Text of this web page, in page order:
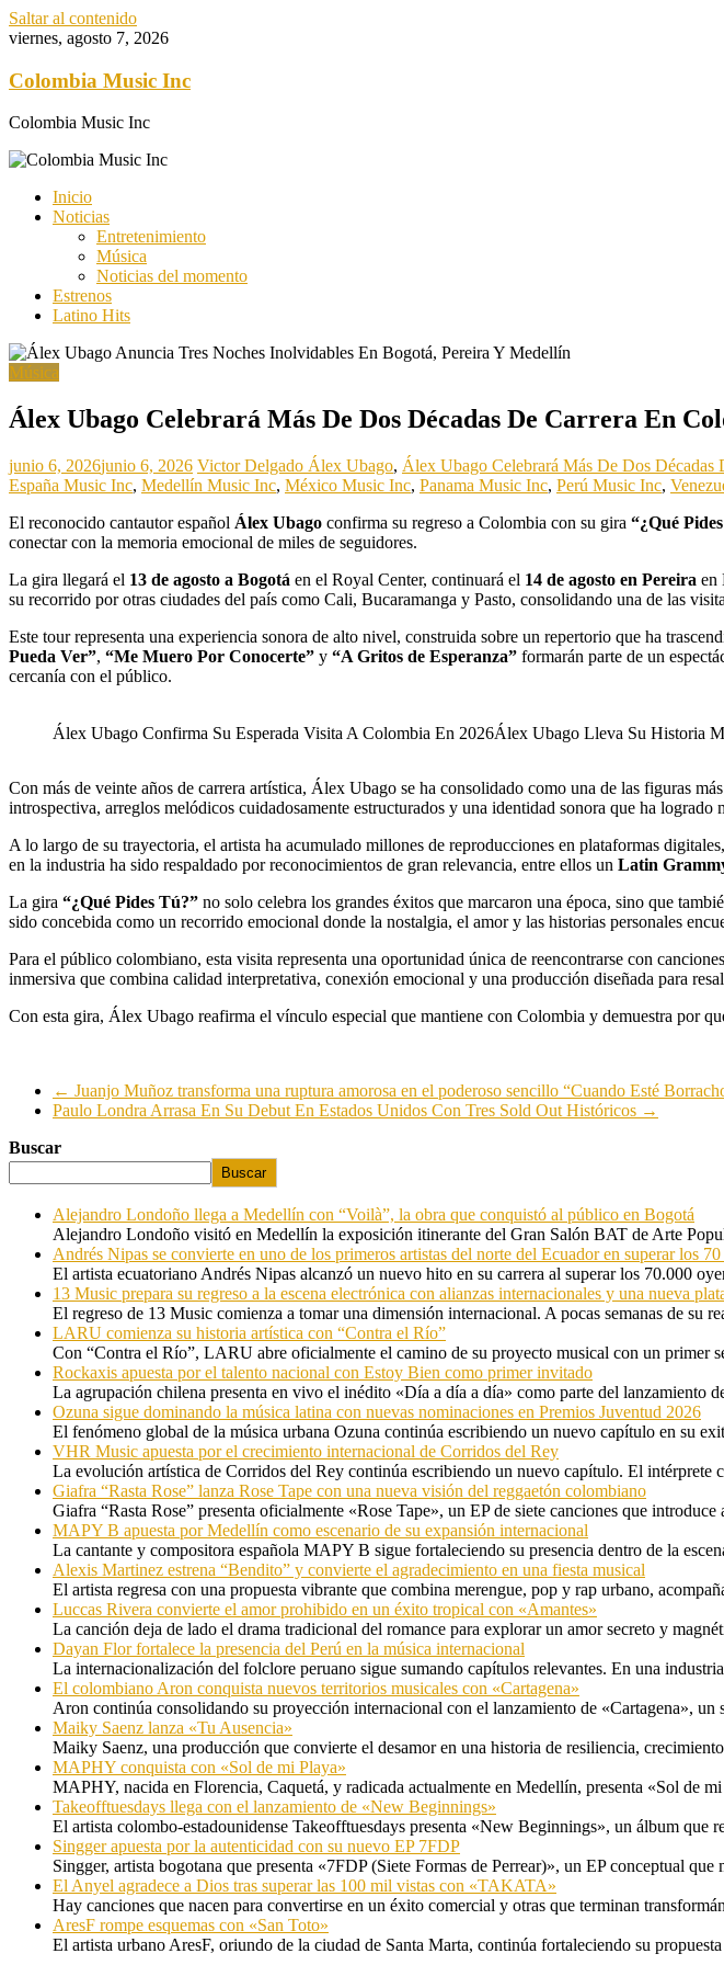
Saltar al contenido
viernes, agosto 7, 2026
Colombia Music Inc
Colombia Music Inc
Inicio
Noticias
Entretenimiento
Música
Noticias del momento
Estrenos
Latino Hits
Música
Álex Ubago Celebrará Más De Dos Décadas De Carrera En
junio 6, 2026junio 6, 2026 Victor Delgado Álex Ubago, Álex Ubago Celebrará Más De Dos Décadas
España Music Inc, Medellín Music Inc, México Music Inc, Panama Music Inc, Perú Music Inc,
El reconocido cantautor español Álex Ubago confirma su regreso a Colombia con su gira “¿Qué
conectar con la memoria emocional de miles de seguidores.
La gira llegará el 13 de agosto a Bogotá en el Royal Center, continuará el 14 de agosto en Pereira en
su recorrido por otras ciudades del país como Cali, Bucaramanga y Pasto, consolidando una de las
Este tour representa una experiencia sonora de alto nivel, construida sobre un repertorio que ha
Pueda Ver”, “Me Muero Por Conocerte” y “A Gritos de Esperanza” formarán parte de un
cercanía con el público.
Álex Ubago Confirma Su Esperada Visita A Colombia En 2026Álex Ubago Lleva Su Historia
Con más de veinte años de carrera artística, Álex Ubago se ha consolidado como una de las figuras
introspectiva, arreglos melódicos cuidadosamente estructurados y una identidad sonora que ha
A lo largo de su trayectoria, el artista ha acumulado millones de reproducciones en plataformas
en la industria ha sido respaldado por reconocimientos de gran relevancia, entre ellos un Latin
La gira “¿Qué Pides Tú?” no solo celebra los grandes éxitos que marcaron una época, sino que
sido concebida como un recorrido emocional donde la nostalgia, el amor y las historias personales
Para el público colombiano, esta visita representa una oportunidad única de reencontrarse con
inmersiva que combina calidad interpretativa, conexión emocional y una producción diseñada para
Con esta gira, Álex Ubago reafirma el vínculo especial que mantiene con Colombia y demuestra por
← Juanjo Muñoz transforma una ruptura amorosa en el poderoso sencillo “Cuando Esté
Paulo Londra Arrasa En Su Debut En Estados Unidos Con Tres Sold Out Históricos →
Buscar
Buscar
Alejandro Londoño llega a Medellín con “Voilà”, la obra que conquistó al público en Bogotá
Alejandro Londoño visitó en Medellín la exposición itinerante del Gran Salón BAT de Arte
Andrés Nipas se convierte en uno de los primeros artistas del norte del Ecuador en superar los
El artista ecuatoriano Andrés Nipas alcanzó un nuevo hito en su carrera al superar los 70.000
13 Music prepara su regreso a la escena electrónica con alianzas internacionales y una nueva
El regreso de 13 Music comienza a tomar una dimensión internacional. A pocas semanas de su
LARU comienza su historia artística con “Contra el Río”
Con “Contra el Río”, LARU abre oficialmente el camino de su proyecto musical con un primer
Rockaxis apuesta por el talento nacional con Estoy Bien como primer invitado
La agrupación chilena presenta en vivo el inédito «Día a día a día» como parte del lanzamiento
Ozuna sigue dominando la música latina con nuevas nominaciones en Premios Juventud 2026
El fenómeno global de la música urbana Ozuna continúa escribiendo un nuevo capítulo en su
VHR Music apuesta por el crecimiento internacional de Corridos del Rey
La evolución artística de Corridos del Rey continúa escribiendo un nuevo capítulo. El intérprete
Giafra “Rasta Rose” lanza Rose Tape con una nueva visión del reggaetón colombiano
Giafra “Rasta Rose” presenta oficialmente «Rose Tape», un EP de siete canciones que
MAPY B apuesta por Medellín como escenario de su expansión internacional
La cantante y compositora española MAPY B sigue fortaleciendo su presencia dentro de la
Alexis Martinez estrena “Bendito” y convierte el agradecimiento en una fiesta musical
El artista regresa con una propuesta vibrante que combina merengue, pop y rap urbano,
Luccas Rivera convierte el amor prohibido en un éxito tropical con «Amantes»
La canción deja de lado el drama tradicional del romance para explorar un amor secreto y
Dayan Flor fortalece la presencia del Perú en la música internacional
La internacionalización del folclore peruano sigue sumando capítulos relevantes. En una
El colombiano Aron conquista nuevos territorios musicales con «Cartagena»
Aron continúa consolidando su proyección internacional con el lanzamiento de «Cartagena», un
Maiky Saenz lanza «Tu Ausencia»
Maiky Saenz, una producción que convierte el desamor en una historia de resiliencia,
MAPHY conquista con «Sol de mi Playa»
MAPHY, nacida en Florencia, Caquetá, y radicada actualmente en Medellín, presenta «Sol de
Takeofftuesdays llega con el lanzamiento de «New Beginnings»
El artista colombo-estadounidense Takeofftuesdays presenta «New Beginnings», un álbum que
Singger apuesta por la autenticidad con su nuevo EP 7FDP
Singger, artista bogotana que presenta «7FDP (Siete Formas de Perrear)», un EP conceptual
El Anyel agradece a Dios tras superar las 100 mil vistas con «TAKATA»
Hay canciones que nacen para convertirse en un éxito comercial y otras que terminan
AresF rompe esquemas con «San Toto»
El artista urbano AresF, oriundo de la ciudad de Santa Marta, continúa fortaleciendo su